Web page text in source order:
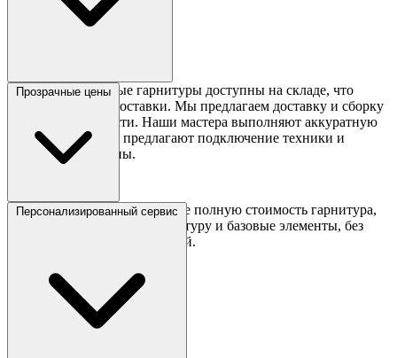
Все малогабаритные гарнитуры доступны на складе, что
сокращает время доставки. Мы предлагаем доставку и сборку
по Москве и области. Наши мастера выполняют аккуратную
установку, а также предлагают подключение техники и
установку раковины.
Прозрачные цены
В «Сборкин» вы сразу видите полную стоимость гарнитура,
включая столешницы, фурнитуру и базовые элементы, без
скрытых доплат из-за мелочей.
Персонализированный сервис